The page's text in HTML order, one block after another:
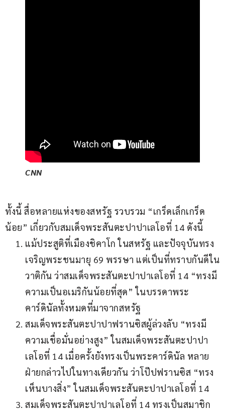
CNN
ทั้งนี้ สื่อหลายแห่งของสหรัฐ รวบรวม “เกร็ดเล็กเกร็ด
น้อย” เกี่ยวกับสมเด็จพระสันตะปาปาเลโอที่ 14 ดังนี้
แม้ประสูติที่เมืองชิคาโก ในสหรัฐ และปัจจุบันทรง
เจริญพระชนมายุ 69 พรรษา แต่เป็นที่ทราบกันดีใน
วาติกัน ว่าสมเด็จพระสันตะปาปาเลโอที่ 14 “ทรงมี
ความเป็นอเมริกันน้อยที่สุด” ในบรรดาพระ
คาร์ดินัลทั้งหมดที่มาจากสหรัฐ
สมเด็จพระสันตะปาปาฟรานซิสผู้ล่วงลับ “ทรงมี
ความเชื่อมั่นอย่างสูง” ในสมเด็จพระสันตะปาปา
เลโอที่ 14 เมื่อครั้งยังทรงเป็นพระคาร์ดินัล หลาย
ฝ่ายกล่าวไปในทางเดียวกัน ว่าโป๊ปฟรานซิส “ทรง
เห็นบางสิ่ง” ในสมเด็จพระสันตะปาปาเลโอที่ 14
สมเด็จพระสันตะปาปาเลโอที่ 14 ทรงเป็นสมาชิก